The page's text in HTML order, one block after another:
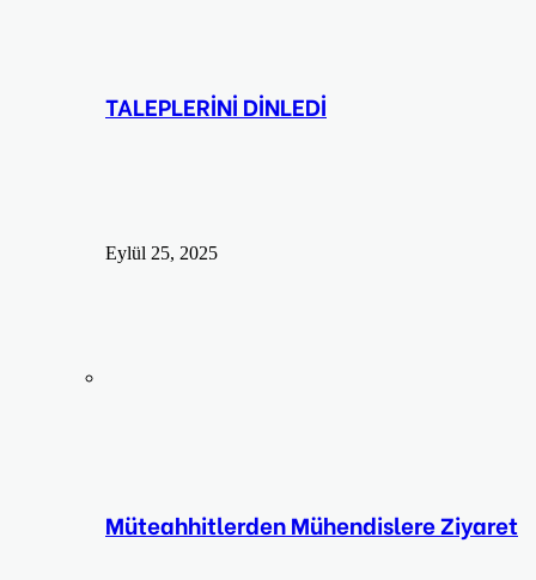
TALEPLERİNİ DİNLEDİ
Eylül 25, 2025
Müteahhitlerden Mühendislere Ziyaret